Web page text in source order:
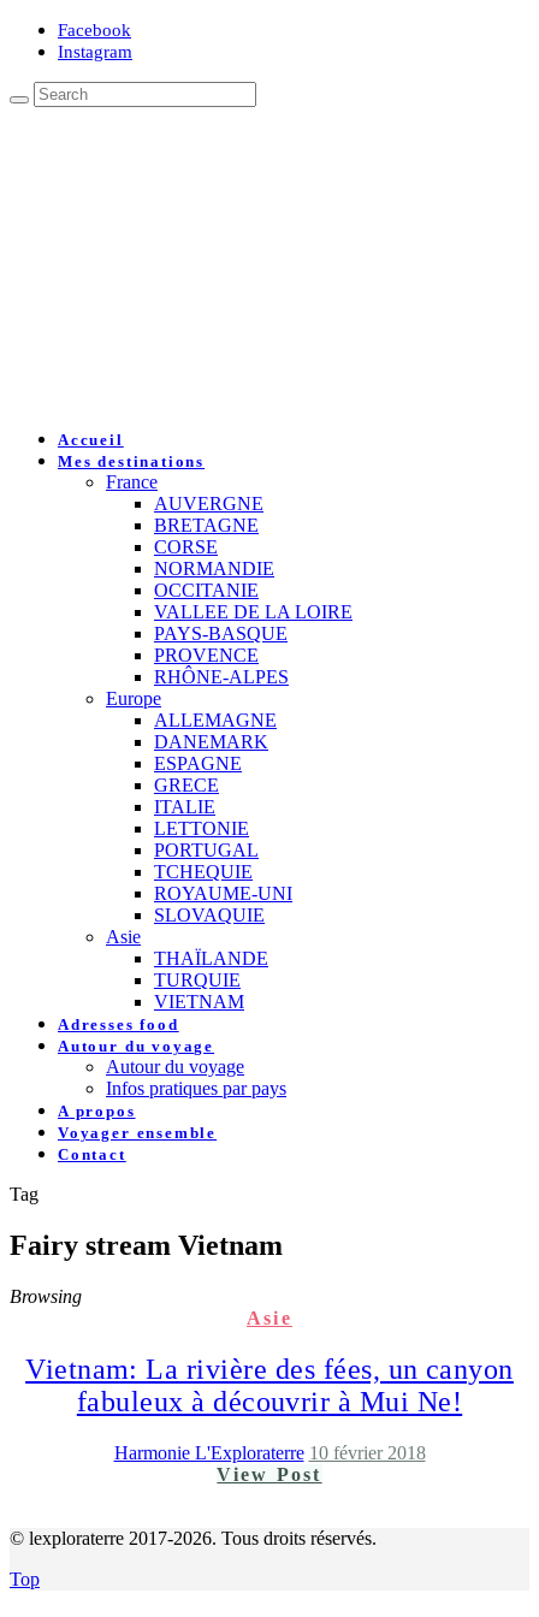
Facebook
Instagram
Accueil
Mes destinations
France
AUVERGNE
BRETAGNE
CORSE
NORMANDIE
OCCITANIE
VALLEE DE LA LOIRE
PAYS-BASQUE
PROVENCE
RHÔNE-ALPES
Europe
ALLEMAGNE
DANEMARK
ESPAGNE
GRECE
ITALIE
LETTONIE
PORTUGAL
TCHEQUIE
ROYAUME-UNI
SLOVAQUIE
Asie
THAÏLANDE
TURQUIE
VIETNAM
Adresses food
Autour du voyage
Autour du voyage
Infos pratiques par pays
A propos
Voyager ensemble
Contact
Tag
Fairy stream Vietnam
Browsing
Asie
Vietnam: La rivière des fées, un canyon
fabuleux à découvrir à Mui Ne!
Harmonie L'Exploraterre 10 février 2018
View Post
© lexploraterre 2017-2026. Tous droits réservés.
Top